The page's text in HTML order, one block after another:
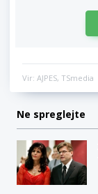
Vir: AJPES, TSmedia
Ne spreglejte